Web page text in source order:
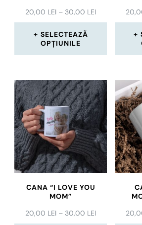
20,00 LEI – 30,00 LEIINTERVAL
DE
PÂNĂ
SELECTEAZĂ
OPȚIUNILE
produs
are
mai
multe
variații.
Opțiunile
pot
fi
alese
CANA “I LOVE YOU
MOM”
20,00 LEI – 30,00 LEIINTERVAL
DE